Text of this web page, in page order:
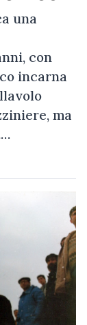
una
con
incarna
ma